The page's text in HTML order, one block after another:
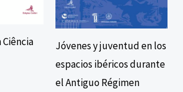
Jóvenes y juventud en los
espacios ibéricos durante
el Antiguo Régimen